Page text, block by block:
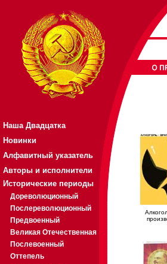
Наша Двадцатка
Новинки
Алфавитный указатель
Авторы и исполнители
Исторические периоды
Дореволюционный
Послереволюционный
Предвоенный
Великая Отечественная
Послевоенный
Оттепель